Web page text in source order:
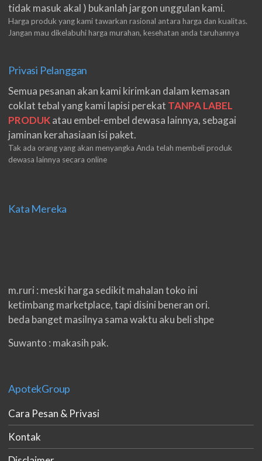
tidak masuk akal ) bukanlah jargon unggulan kami.
Harga produk yang kami tawarkan rasional antara harga dan kualitas.
Jangan mau dikelabuhi harga murahan, kesehatan anda taruhannya
Privasi Pelanggan
Semua pesanan akan kami kirimkan dalam kemasan
coklat tebal yang kami lapisi perekat TANPA LABEL
PRODUKatau embel-embel dewasa lainnya, sebagai
jaminan kerahasiaan isi paket.
Tak ada orang yang akan menyangka Anda telah membeli produk
dewasa lainnya secara online
Kata Mereka
m.ruri : meski harga sedikit mahalan toko ini
ketimbang marketplace, tapi disini beneran ori.
beda banget masilnya sama waktu aku beli shpe
Suwanto : makasih pak.
produknya. tetep jaga kualitas ya gan.
eko padang : ko brang udh sampek, kan bru 2 hri
gan. cpet bgt
h.dzowi : ampuh mas kamu punya viagra, saya
ApotekGroup
Cara Pesan & Privasi
Kontak